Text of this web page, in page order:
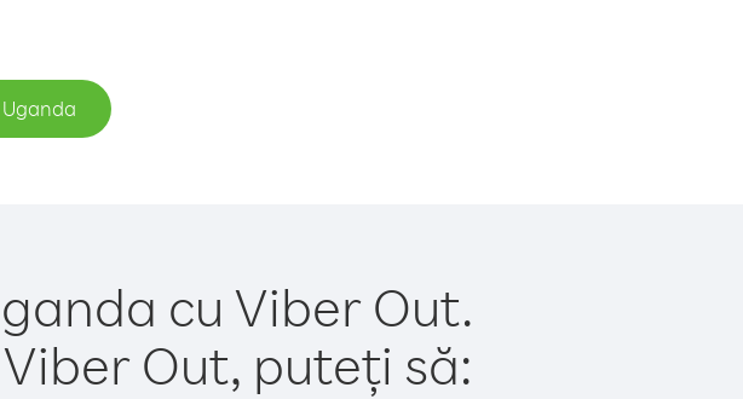
cu Viber Out.
Out, puteți să: